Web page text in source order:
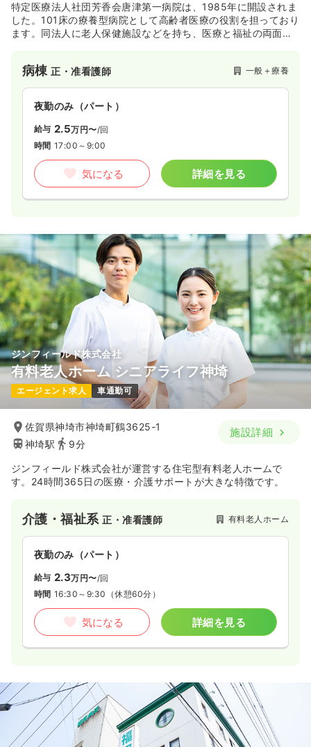
特定医療法人社団芳香会唐津第一病院は、1985年に開設されま
した。101床の療養型病院として高齢者医療の役割を担っており
ます。同法人に老人保健施設などを持ち、医療と福祉の両面で
スも提供しています。
病棟正・准看護師 一般＋療養
夜勤のみ（パート）
給与 2.5万円〜/回
時間 17:00～9:00
気になる 詳細を見る
ジンフィールド株式会社
有料老人ホーム シニアライフ神埼
エージェント求人 車通勤可
佐賀県神埼市神埼町鶴3625-1
神埼駅
9分
施設詳細
ジンフィールド株式会社が運営する住宅型有料老人ホームで
す。24時間365日の医療・介護サポートが大きな特徴です。
介護・福祉系正・准看護師 有料老人ホーム
夜勤のみ（パート）
給与 2.3万円〜/回
時間 16:30～9:30 （休憩60分）
気になる 詳細を見る